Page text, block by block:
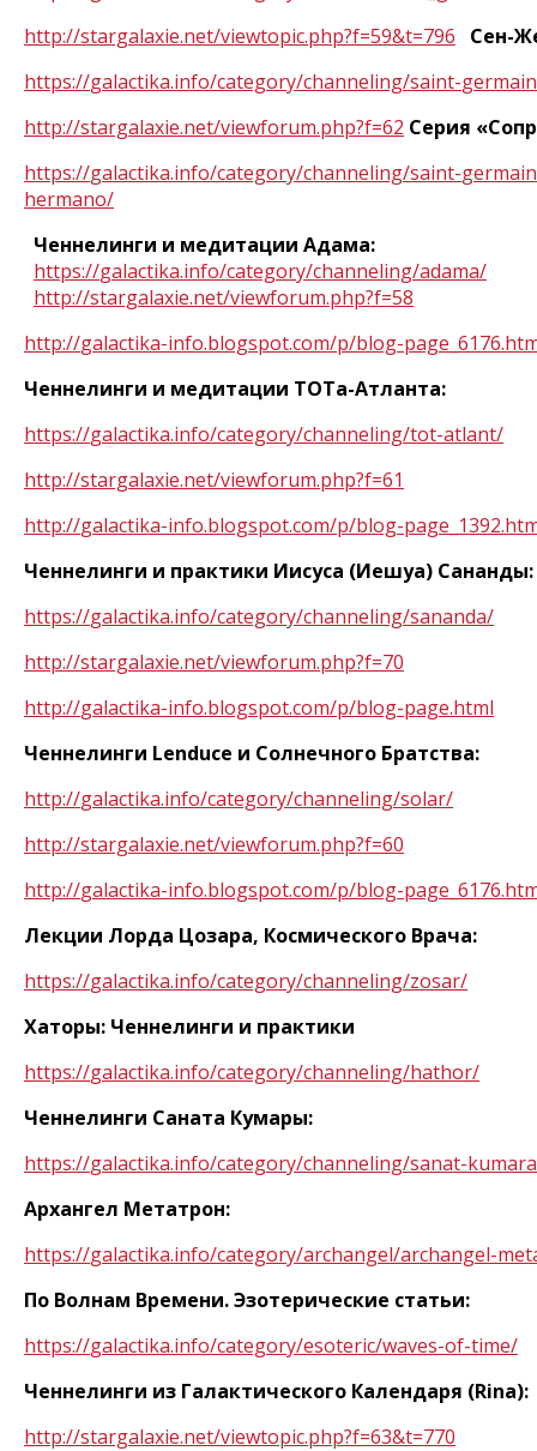
http://stargalaxie.net/viewtopic.php?f=59&t=796
Сен-
https://galactika.info/category/channeling/saint-germain
http://stargalaxie.net/viewforum.php?f=62 Серия
https://galactika.info/category/channeling/saint-germain
hermano/
Ченнелинги и медитации Адама:
https://galactika.info/category/channeling/adama/
http://stargalaxie.net/viewforum.php?f=58
http://galactika-info.blogspot.com/p/blog-page _6176.
Ченнелинги и медитации ТОТа-Атланта:
https://galactika.info/category/channeling/tot-atlant/
http://stargalaxie.net/viewforum.php?f=61
http://galactika-info.blogspot.com/p/blog-page _1392.
Ченнелинги и практики Иисуса (Иешуа) Сананды:
https://galactika.info/category/channeling/sananda/
http://stargalaxie.net/viewforum.php?f=70
http://galactika-info.blogspot.com/p/blog-page.html
Ченнелинги Lenduce и Солнечного Братства:
http://galactika.info/category/channeling/solar/
http://stargalaxie.net/viewforum.php?f=60
http://galactika-info.blogspot.com/p/blog-page _6176.
Лекции Лорда Цозара, Космического Врача:
https://galactika.info/category/channeling/zosar/
Хаторы: Ченнелинги и практики
https://galactika.info/category/channeling/hathor/
Ченнелинги Саната Кумары:
https://galactika.info/category/channeling/sanat-kumara
Архангел Метатрон:
https://galactika.info/category/archangel/archangel-
По Волнам Времени. Эзотерические статьи:
https://galactika.info/category/esoteric/waves-of-time/
Ченнелинги из Галактического Календаря (Rina):
http://stargalaxie.net/viewtopic.php?f=63&t=770